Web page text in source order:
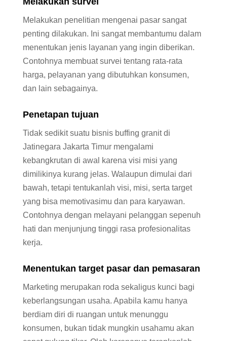
Melakukan penelitian mengenai pasar sangat
penting dilakukan. Ini sangat membantumu dalam
menentukan jenis layanan yang ingin diberikan.
Contohnya membuat survei tentang rata-rata
harga, pelayanan yang dibutuhkan konsumen,
dan lain sebagainya.
Penetapan tujuan
Tidak sedikit suatu bisnis buffing granit di
Jatinegara Jakarta Timur mengalami
kebangkrutan di awal karena visi misi yang
dimilikinya kurang jelas. Walaupun dimulai dari
bawah, tetapi tentukanlah visi, misi, serta target
yang bisa memotivasimu dan para karyawan.
Contohnya dengan melayani pelanggan sepenuh
hati dan menjunjung tinggi rasa profesionalitas
kerja.
Menentukan target pasar dan pemasaran
Marketing merupakan roda sekaligus kunci bagi
keberlangsungan usaha. Apabila kamu hanya
berdiam diri di ruangan untuk menunggu
konsumen, bukan tidak mungkin usahamu akan